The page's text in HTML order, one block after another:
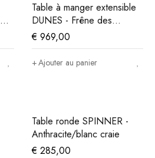
Table à manger extensible
DUNES - Frêne des
montagnes
€ 969,00
Ajouter au panier
Table ronde SPINNER -
Anthracite/blanc craie
€ 285,00